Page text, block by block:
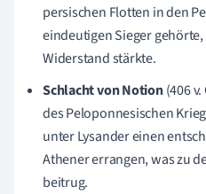
persischen Flotten in den
eindeutigen Sieger
Widerstand stärkte.
Schlacht von Notion(406
des Peloponnesischen
unter Lysander einen
Athener errangen, was zu
beitrug.